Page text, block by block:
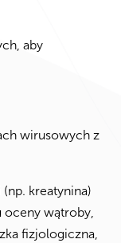
aby
wirusowych z
kreatynina)
oceny wątroby,
fizjologiczna,